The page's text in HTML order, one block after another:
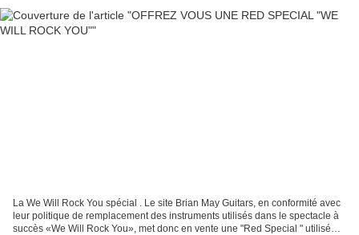
La We Will Rock You spécial . Le site Brian May Guitars, en conformité avec
leur politique de remplacement des instruments utilisés dans le spectacle à
succès «We Will Rock You», met donc en vente une "Red Special " utilisé